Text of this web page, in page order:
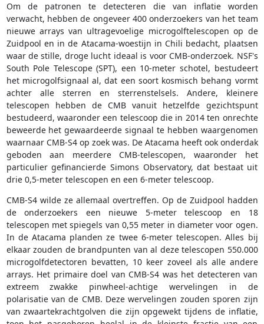
Om de patronen te detecteren die van inflatie worden
verwacht, hebben de ongeveer 400 onderzoekers van het team
nieuwe arrays van ultragevoelige microgolftelescopen op de
Zuidpool en in de Atacama-woestijn in Chili bedacht, plaatsen
waar de stille, droge lucht ideaal is voor CMB-onderzoek. NSF's
South Pole Telescope (SPT), een 10-meter schotel, bestudeert
het microgolfsignaal al, dat een soort kosmisch behang vormt
achter alle sterren en sterrenstelsels. Andere, kleinere
telescopen hebben de CMB vanuit hetzelfde gezichtspunt
bestudeerd, waaronder een telescoop die in 2014 ten onrechte
beweerde het gewaardeerde signaal te hebben waargenomen
waarnaar CMB-S4 op zoek was. De Atacama heeft ook onderdak
geboden aan meerdere CMB-telescopen, waaronder het
particulier gefinancierde Simons Observatory, dat bestaat uit
drie 0,5-meter telescopen en een 6-meter telescoop.
CMB-S4 wilde ze allemaal overtreffen. Op de Zuidpool hadden
de onderzoekers een nieuwe 5-meter telescoop en 18
telescopen met spiegels van 0,55 meter in diameter voor ogen.
In de Atacama planden ze twee 6-meter telescopen. Alles bij
elkaar zouden de brandpunten van al deze telescopen 550.000
microgolfdetectoren bevatten, 10 keer zoveel als alle andere
arrays. Het primaire doel van CMB-S4 was het detecteren van
extreem zwakke pinwheel-achtige wervelingen in de
polarisatie van de CMB. Deze wervelingen zouden sporen zijn
van zwaartekrachtgolven die zijn opgewekt tijdens de inflatie,